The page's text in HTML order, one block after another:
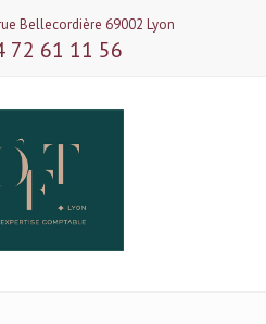
Bellecordière 69002 Lyon
72 61 11 56